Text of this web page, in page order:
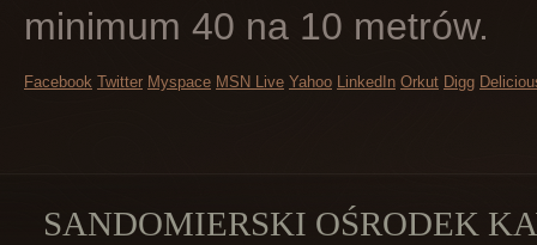
minimum 40 na 10 metrów.
Facebook Twitter Myspace MSN Live Yahoo LinkedIn Orkut Digg
SANDOMIERSKI OŚRODEK